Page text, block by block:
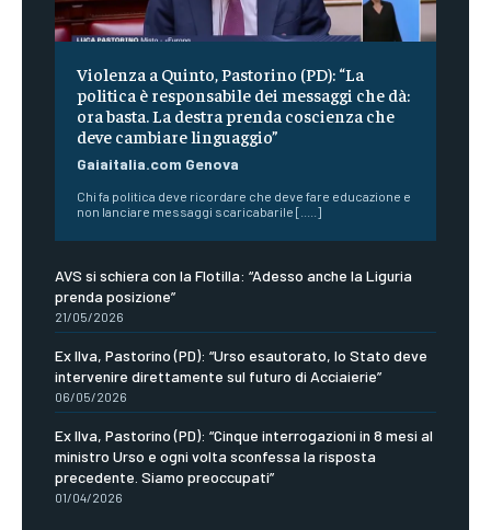
Violenza a Quinto, Pastorino (PD): “La
politica è responsabile dei messaggi che dà:
ora basta. La destra prenda coscienza che
deve cambiare linguaggio”
Gaiaitalia.com Genova
Chi fa politica deve ricordare che deve fare educazione e
non lanciare messaggi scaricabarile [.....]
AVS si schiera con la Flotilla: “Adesso anche la Liguria
prenda posizione”
21/05/2026
Ex Ilva, Pastorino (PD): “Urso esautorato, lo Stato deve
intervenire direttamente sul futuro di Acciaierie”
06/05/2026
Ex Ilva, Pastorino (PD): “Cinque interrogazioni in 8 mesi al
ministro Urso e ogni volta sconfessa la risposta
precedente. Siamo preoccupati”
01/04/2026